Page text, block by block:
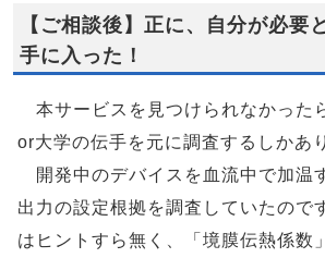
【ご相談後】正に、自分が必要
手に入った！
本サービスを見つけられなかった
or大学の伝手を元に調査するしかあ
開発中のデバイスを血流中で加温
出力の設定根拠を調査していたので
はヒントすら無く、「境膜伝熱係数